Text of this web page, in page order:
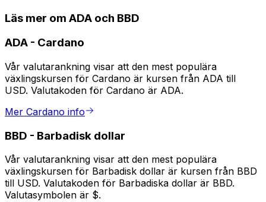
Läs mer om ADA och BBD
ADA - Cardano
Vår valutarankning visar att den mest populära
växlingskursen för Cardano är kursen från ADA till
USD. Valutakoden för Cardano är ADA.
Mer Cardano info
BBD - Barbadisk dollar
Vår valutarankning visar att den mest populära
växlingskursen för Barbadisk dollar är kursen från BBD
till USD. Valutakoden för Barbadiska dollar är BBD.
Valutasymbolen är $.